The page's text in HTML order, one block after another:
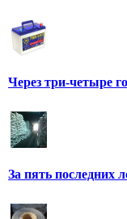
Через три-четыре
За пять последних